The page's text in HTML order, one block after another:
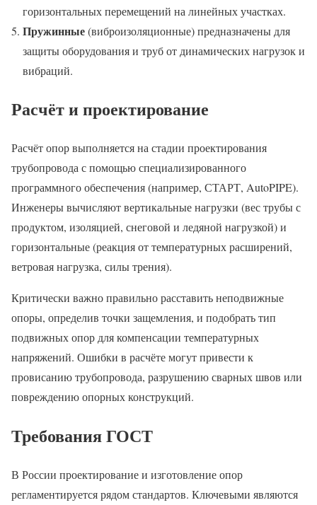
горизонтальных перемещений на линейных участках.
Пружинные(виброизоляционные) предназначены для
защиты оборудования и труб от динамических нагрузок и
вибраций.
Расчёт и проектирование
Расчёт опор выполняется на стадии проектирования
трубопровода с помощью специализированного
программного обеспечения (например, СТАРТ, AutoPIPE).
Инженеры вычисляют вертикальные нагрузки (вес трубы с
продуктом, изоляцией, снеговой и ледяной нагрузкой) и
горизонтальные (реакция от температурных расширений,
ветровая нагрузка, силы трения).
Критически важно правильно расставить неподвижные
опоры, определив точки защемления, и подобрать тип
подвижных опор для компенсации температурных
напряжений. Ошибки в расчёте могут привести к
провисанию трубопровода, разрушению сварных швов или
повреждению опорных конструкций.
Требования ГОСТ
В России проектирование и изготовление опор
регламентируется рядом стандартов. Ключевыми являются